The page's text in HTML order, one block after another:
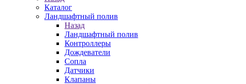
Каталог
Ландшафтный полив
Назад
Ландшафтный полив
Контроллеры
Дождеватели
Сопла
Датчики
Клапаны